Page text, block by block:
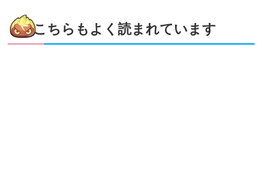
こちらもよく読まれています